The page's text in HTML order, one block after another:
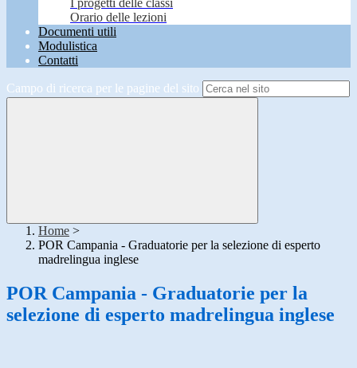
I progetti delle classi
Orario delle lezioni
Documenti utili
Modulistica
Contatti
Campo di ricerca per le pagine del sito
Home >
POR Campania - Graduatorie per la selezione di esperto
madrelingua inglese
POR Campania - Graduatorie per la
selezione di esperto madrelingua inglese